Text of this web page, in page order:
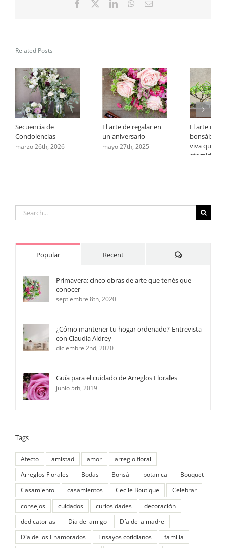
Facebook LinkedInWhatsApp
Email
Related Posts
Secuencia de
Condolencias
marzo 26th, 2026
El arte de regalar en
un aniversario
mayo 27th, 2025
El arte
bonsái:
viva que
eternidad.
Search
for:
Popular Recent Comments
Primavera: cinco obras de arte que tenés que
conocer
septiembre 8th, 2020
¿Cómo mantener tu hogar ordenado? Entrevista
con Claudia Aldrey
diciembre 2nd, 2020
Guía para el cuidado de Arreglos Florales
junio 5th, 2019
Tags
Afecto amistad amor
arreglo floral
Arreglos Florales
Bodas Bonsái botanica
Bouquet
Casamiento
casamientos Cecile Boutique
Celebrar
consejos
cuidados curiosidades
decoración
dedicatorias
Dia del amigo
Día de la madre
Día de los Enamorados
Ensayos cotidianos
familia